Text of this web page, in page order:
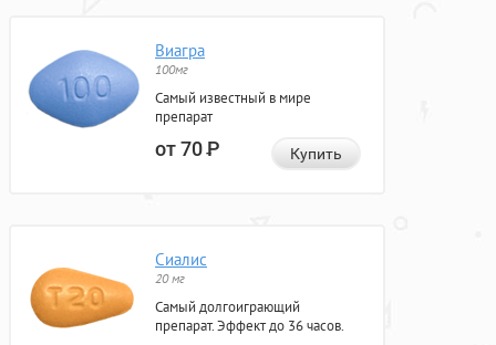
Виагра
100мг
Самый известный в мире
препарат
от 70Р Купить
Сиалис
20 мг
Самый долгоиграющий
препарат. Эффект до 36 часов.